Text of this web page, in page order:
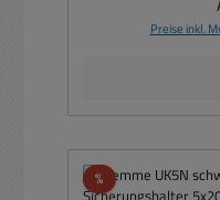
Preise inkl.
%Rabatt